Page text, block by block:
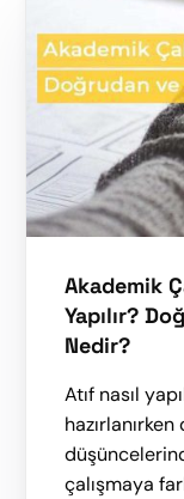
Akademik
Yapılır?
Nedir?
Atıf nasıl
çalışmaya